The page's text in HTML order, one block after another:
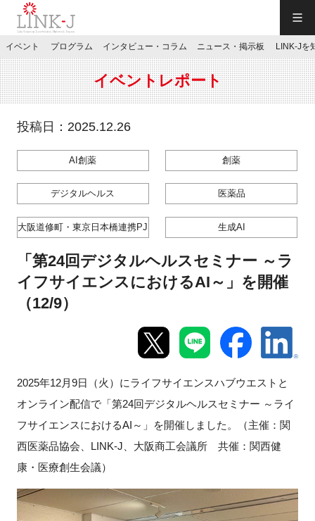
JP／EN
特別会員専用メニュー
お問い合わせ
マイページ
イベント
インタビュー・コラム
ニュース・掲示板
イベント プログラム インタビュー・コラム ニュース・掲示板 LINK-Jを
イベントレポート
投稿日：2025.12.26
AI創薬 創薬
デジタルヘルス 医薬品
大阪道修町・東京日本橋連携PJ 生成AI
「第24回デジタルヘルスセミナー ～ラ
イフサイエンスにおけるAI～」を開催
（12/9）
2025年12月9日（火）にライフサイエンスハブウエストと
オンライン配信で「第24回デジタルヘルスセミナー ～ライ
フサイエンスにおけるAI～」を開催しました。
（主催：関
西医薬品協会、LINK-J、大阪商工会議所 共催：関西健
康・医療創生会議）